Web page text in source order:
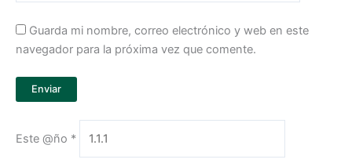
Guarda mi nombre, correo electrónico y web en este
navegador para la próxima vez que comente.
Este @ño *